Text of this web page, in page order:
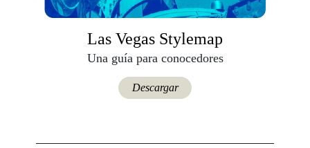
Las Vegas Stylemap
Una guía para conocedores
Descargar